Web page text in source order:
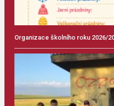
Organizace školního roku 2026/